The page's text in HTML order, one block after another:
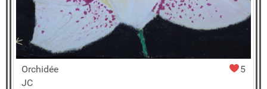
5
Orchidée
JC